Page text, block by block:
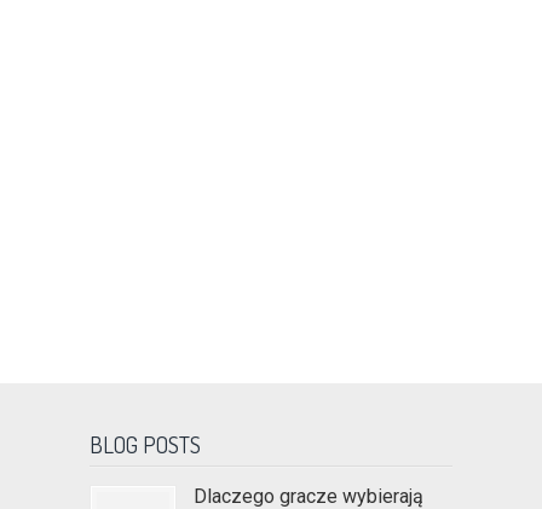
BLOG POSTS
Dlaczego gracze wybierają